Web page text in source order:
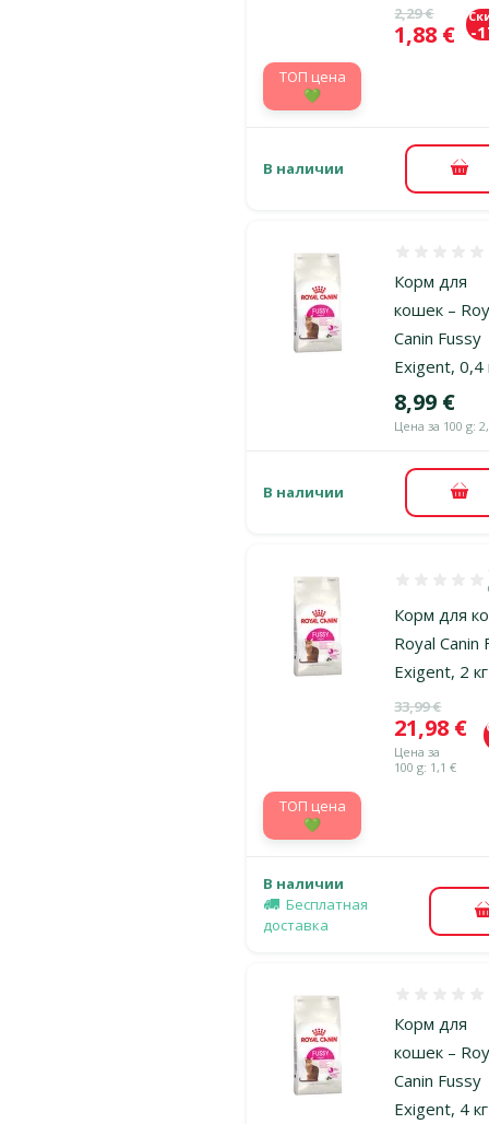
Исходная
2,29 €
Цена
1,88 € -
TOП цена
💚
В наличии В
Корм для
кошек –
Canin Fussy
Exigent, 0,4
Цена
8,99 €
Цена за 100 g:
В наличии В
Корм для
Royal Canin
Exigent, 2 кг
Оценка
Исходная
33,99 €
Цена
21,98 €
Цена за
100 g: 1,1 €
TOП цена
💚
В наличии
Бесплатная
доставка
Корм для
кошек –
Canin Fussy
Exigent, 4 кг